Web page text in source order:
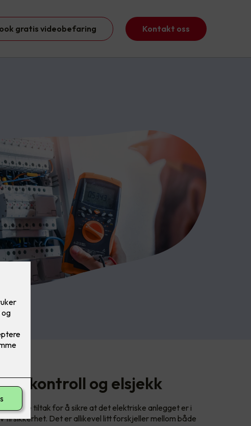
gratis videobefaring Kontakt oss
elkontroll og elsjekk
begge tiltak for å sikre at det elektriske anlegget er i
til sikkerhet. Det er allikevel litt forskjeller mellom både